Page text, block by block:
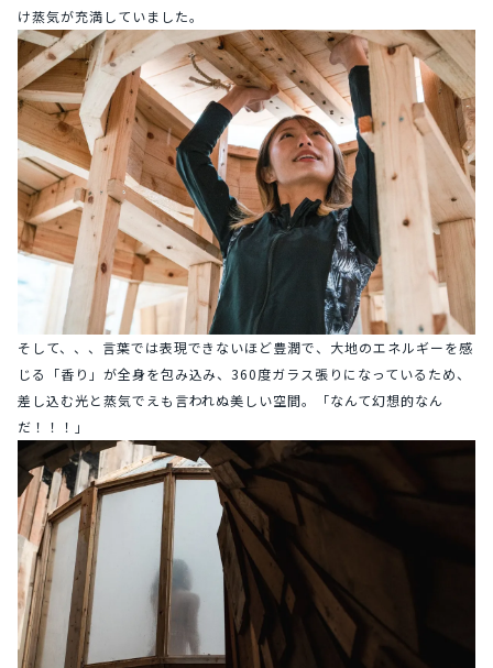
け蒸気が充満していました。
そして、、、言葉では表現できないほど豊潤で、大地のエネルギーを感
じる「香り」が全身を包み込み、360度ガラス張りになっているため、
差し込む光と蒸気でえも言われぬ美しい空間。「なんて幻想的なん
だ！！！」